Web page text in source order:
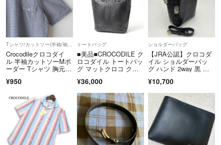
Crocodileクロコダイ
ル 半袖カットソーMボ
ーダー Tシャツ 胸元ポ
¥950
トートバッグ
■美品■CROCODILE ク
ロコダイル トートバッ
グ マットクロコ クロ
革 ブランド古着【中
¥36,000
ショルダーバッグ
【JRA公認】クロコダ
イル ショルダーバッ
グ ハンド 2way 黒 男
¥10,700